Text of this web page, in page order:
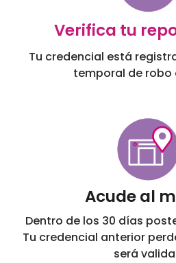
Verifica tu
Tu credencial está
temporal de robo
Acude al
Dentro de los 30 días
Tu credencial anterior
será